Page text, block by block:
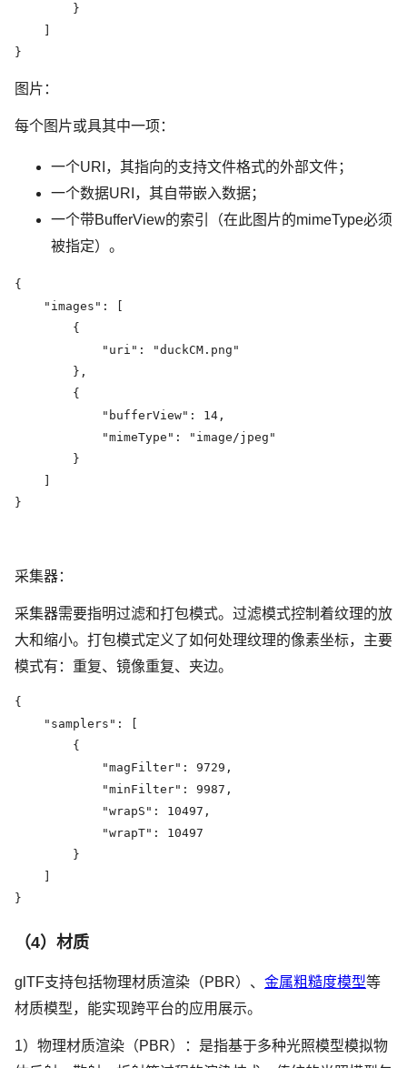
        }
}
图片：
每个图片或具其中一项：
一个URI，其指向的支持文件格式的外部文件；
一个数据URI，其自带嵌入数据；
一个带BufferView的索引（在此图片的mimeType必须
被指定）。
{
    "images": [
        {
            "uri": "duckCM.png"
        },
        {
            "bufferView": 14,
            "mimeType": "image/jpeg"
        }
}
采集器：
采集器需要指明过滤和打包模式。过滤模式控制着纹理的放
大和缩小。打包模式定义了如何处理纹理的像素坐标，主要
模式有：重复、镜像重复、夹边。
{
    "samplers": [
        {
            "magFilter": 9729,
            "minFilter": 9987,
            "wrapS": 10497,
            "wrapT": 10497
        }
}
（4）材质
glTF支持包括物理材质渲染（PBR）、 金属粗糙度模型等
材质模型，能实现跨平台的应用展示。
1）物理材质渲染（PBR）：是指基于多种光照模型模拟物